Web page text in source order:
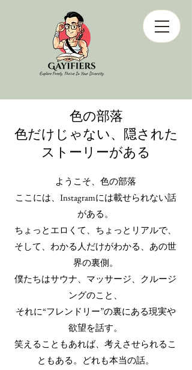
色の部落
色だけじゃない、隠された
ストーリーがある
ようこそ、色の部落
ここには、Instagramには載せられない話
がある。
ちょっとエロくて、ちょっとリアルで、
そして、わかる人だけがわかる、あの世
界の裏側。
僕たちはサウナ、マッサージ、クルージ
ングのこと、
それに“フレンドリー”の裏にある現実や
欲望を話す。
笑えることもあれば、考えさせられるこ
ともある。どれも本当の話。